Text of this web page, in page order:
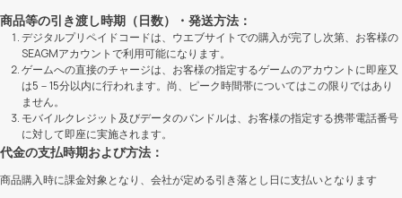
商品等の引き渡し時期（日数）・発送方法：
デジタルプリペイドコードは、ウエブサイトでの購入が完了し次第、お客様の
SEAGMアカウントで利用可能になります。
ゲームへの直接のチャージは、お客様の指定するゲームのアカウントに即座又
は5－15分以内に行われます。尚、ピーク時間帯についてはこの限りではあり
ません。
モバイルクレジット及びデータのバンドルは、お客様の指定する携帯電話番号
に対して即座に実施されます。
代金の支払時期および方法：
商品購入時に課金対象となり、会社が定める引き落とし日に支払いとなります